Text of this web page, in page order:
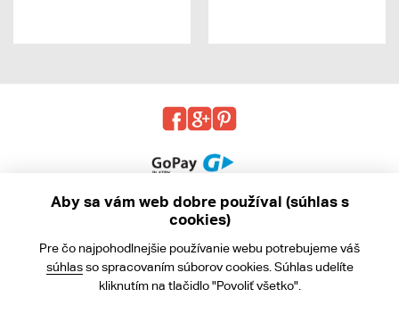
Obchodné podmienky
Ochrana osobných údajov
Aby sa vám web dobre používal (súhlas s
cookies)
Pre čo najpohodlnejšie používanie webu potrebujeme váš
súhlasso spracovaním súborov cookies. Súhlas udelíte
kliknutím na tlačidlo "Povoliť všetko".